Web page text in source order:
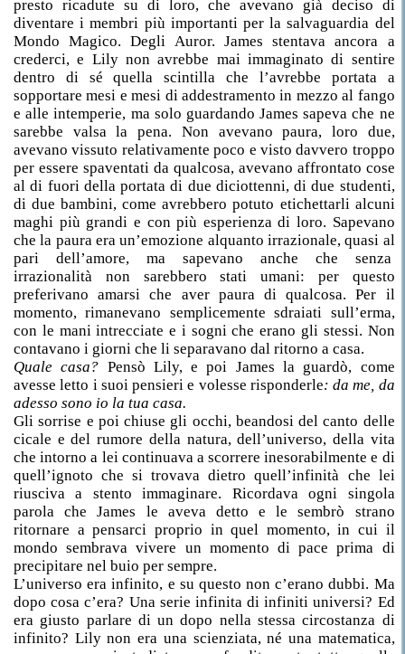
presto ricadute su di loro, che avevano già deciso di
diventare i membri più importanti per la salvaguardia del
Mondo Magico. Degli Auror. James stentava ancora a
crederci, e Lily non avrebbe mai immaginato di sentire
dentro di sé quella scintilla che l’avrebbe portata a
sopportare mesi e mesi di addestramento in mezzo al fango
e alle intemperie, ma solo guardando James sapeva che ne
sarebbe valsa la pena. Non avevano paura, loro due,
avevano vissuto relativamente poco e visto davvero troppo
per essere spaventati da qualcosa, avevano affrontato cose
al di fuori della portata di due diciottenni, di due studenti,
di due bambini, come avrebbero potuto etichettarli alcuni
maghi più grandi e con più esperienza di loro. Sapevano
che la paura era un’emozione alquanto irrazionale, quasi al
pari dell’amore, ma sapevano anche che senza
irrazionalità non sarebbero stati umani: per questo
preferivano amarsi che aver paura di qualcosa. Per il
momento, rimanevano semplicemente sdraiati sull’erma,
con le mani intrecciate e i sogni che erano gli stessi. Non
contavano i giorni che li separavano dal ritorno a casa.
Quale casa? Pensò Lily, e poi James la guardò, come
avesse letto i suoi pensieri e volesse risponderle: da me, da
adesso sono io la tua casa.
Gli sorrise e poi chiuse gli occhi, beandosi del canto delle
cicale e del rumore della natura, dell’universo, della vita
che intorno a lei continuava a scorrere inesorabilmente e di
quell’ignoto che si trovava dietro quell’infinità che lei
riusciva a stento immaginare. Ricordava ogni singola
parola che James le aveva detto e le sembrò strano
ritornare a pensarci proprio in quel momento, in cui il
mondo sembrava vivere un momento di pace prima di
precipitare nel buio per sempre.
L’universo era infinito, e su questo non c’erano dubbi. Ma
dopo cosa c’era? Una serie infinita di infiniti universi? Ed
era giusto parlare di un dopo nella stessa circostanza di
infinito? Lily non era una scienziata, né una matematica,